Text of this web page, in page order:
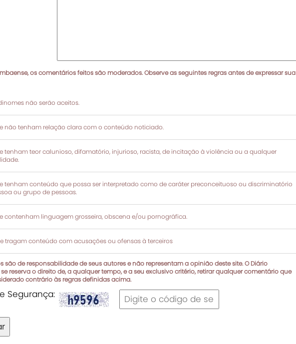
os comentários feitos são moderados. Observe as seguintes regras antes de expressar sua
não serão aceitos.
não tenham relação clara com o conteúdo noticiado.
tenham teor calunioso, difamatório, injurioso, racista, de incitação à violência ou a qualquer
tenham conteúdo que possa ser interpretado como de caráter preconceituoso ou discriminatório
ou grupo de pessoas.
contenham linguagem grosseira, obscena e/ou pornográfica.
tragam conteúdo com acusações ou ofensas à terceiros
são de responsabilidade de seus autores e não representam a opinião deste site. O Diário
reserva o direito de, a qualquer tempo, e a seu exclusivo critério, retirar qualquer comentário que
contrário às regras definidas acima.
Segurança: